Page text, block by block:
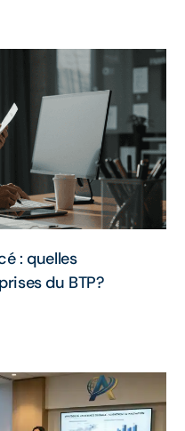
: quelles
du BTP?